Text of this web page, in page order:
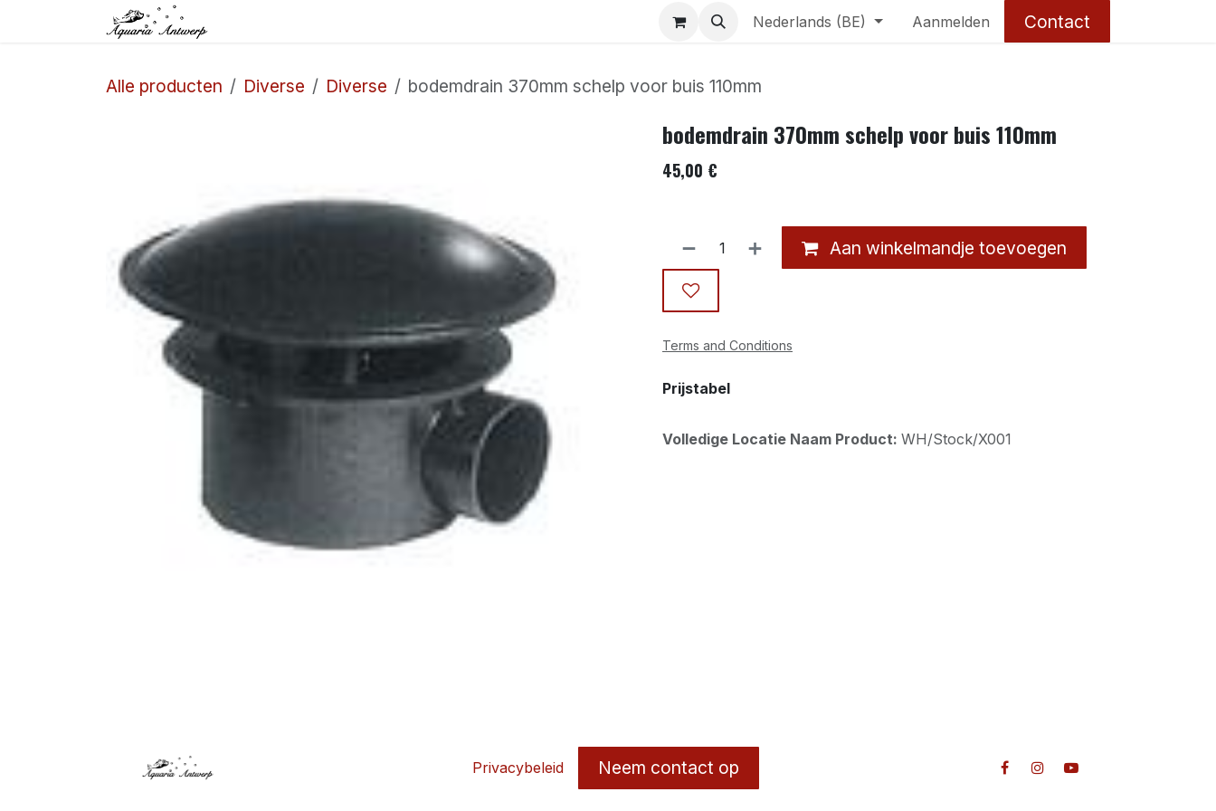
Overslaan naar inhoud Nederlands (BE) Aanmelden Contact
Alle producten Diverse Diverse bodemdrain 370mm schelp voor buis 110mm
bodemdrain 370mm schelp voor buis 110mm
45,00 €
Aan winkelmandje toevoegen
Terms and Conditions
Prijstabel
Volledige Locatie Naam Product: WH/Stock/X001
Privacybeleid Neem contact op